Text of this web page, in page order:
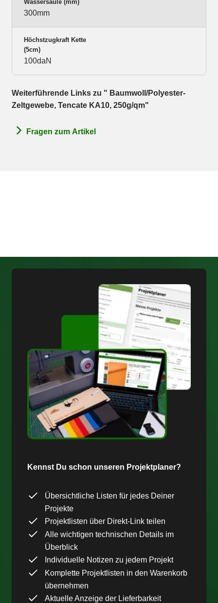
Wassersäule (mm)
300mm
Höchstzugkraft Kette
(5cm)
100daN
Weiterführende Links zu " Baumwoll/Polyester-
Zeltgewebe, Tencate KA10, 250g/qm"
Fragen zum Artikel
Kennst Du schon unseren Projektplaner?
Übersichtliche Listen für jedes Deiner
Projekte
Projektlisten über Direkt-Link teilen
Alle wichtigen technischen Details im
Überblick
Individuelle Notizen zu jedem Projekt
Komplette Projektlisten in den Warenkorb
übernehmen
Aktuelle Anzeige der Lieferbarkeit